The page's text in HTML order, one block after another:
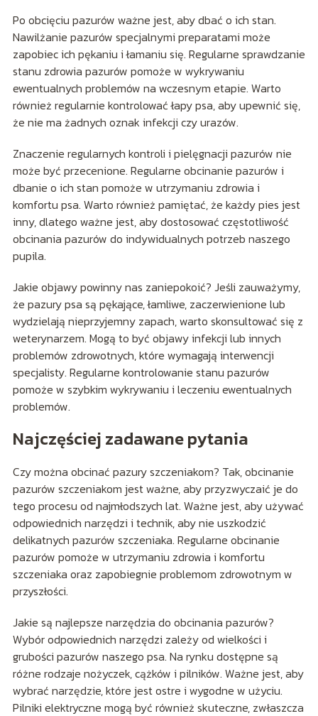
Po obcięciu pazurów ważne jest, aby dbać o ich stan.
Nawilżanie pazurów specjalnymi preparatami może
zapobiec ich pękaniu i łamaniu się. Regularne sprawdzanie
stanu zdrowia pazurów pomoże w wykrywaniu
ewentualnych problemów na wczesnym etapie. Warto
również regularnie kontrolować łapy psa, aby upewnić się,
że nie ma żadnych oznak infekcji czy urazów.
Znaczenie regularnych kontroli i pielęgnacji pazurów nie
może być przecenione. Regularne obcinanie pazurów i
dbanie o ich stan pomoże w utrzymaniu zdrowia i
komfortu psa. Warto również pamiętać, że każdy pies jest
inny, dlatego ważne jest, aby dostosować częstotliwość
obcinania pazurów do indywidualnych potrzeb naszego
pupila.
Jakie objawy powinny nas zaniepokoić? Jeśli zauważymy,
że pazury psa są pękające, łamliwe, zaczerwienione lub
wydzielają nieprzyjemny zapach, warto skonsultować się z
weterynarzem. Mogą to być objawy infekcji lub innych
problemów zdrowotnych, które wymagają interwencji
specjalisty. Regularne kontrolowanie stanu pazurów
pomoże w szybkim wykrywaniu i leczeniu ewentualnych
problemów.
Najczęściej zadawane pytania
Czy można obcinać pazury szczeniakom? Tak, obcinanie
pazurów szczeniakom jest ważne, aby przyzwyczaić je do
tego procesu od najmłodszych lat. Ważne jest, aby używać
odpowiednich narzędzi i technik, aby nie uszkodzić
delikatnych pazurów szczeniaka. Regularne obcinanie
pazurów pomoże w utrzymaniu zdrowia i komfortu
szczeniaka oraz zapobiegnie problemom zdrowotnym w
przyszłości.
Jakie są najlepsze narzędzia do obcinania pazurów?
Wybór odpowiednich narzędzi zależy od wielkości i
grubości pazurów naszego psa. Na rynku dostępne są
różne rodzaje nożyczek, cążków i pilników. Ważne jest, aby
wybrać narzędzie, które jest ostre i wygodne w użyciu.
Pilniki elektryczne mogą być również skuteczne, zwłaszcza